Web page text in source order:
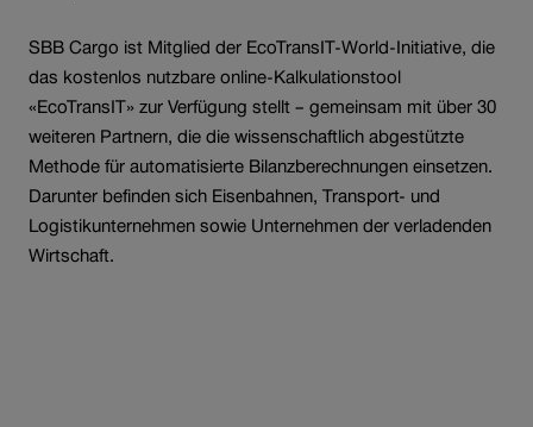
SBB Cargo ist Mitglied der EcoTransIT-World-Initiative, die
das kostenlos nutzbare online-Kalkulationstool
«EcoTransIT» zur Verfügung stellt – gemeinsam mit über 30
weiteren Partnern, die die wissenschaftlich abgestützte
Methode für automatisierte Bilanzberechnungen einsetzen.
Darunter befinden sich Eisenbahnen, Transport- und
Logistikunternehmen sowie Unternehmen der verladenden
Wirtschaft.